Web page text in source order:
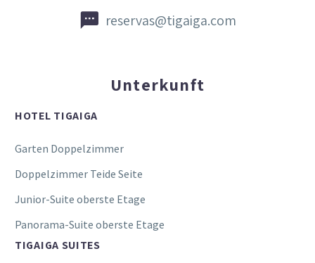

 reservas@tigaiga.com
Unterkunft
HOTEL TIGAIGA
Garten Doppelzimmer
Doppelzimmer Teide Seite
Junior-Suite oberste Etage
Panorama-Suite oberste Etage
TIGAIGA SUITES